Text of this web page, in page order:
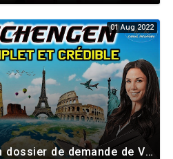
01 Aug 2022
Comment produire un dossier de demande de VISA Schengen : Complet, Cohérent et Crédible ?